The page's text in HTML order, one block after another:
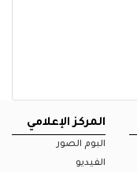
المركز الإعلامي
البوم الصور
الفيديو